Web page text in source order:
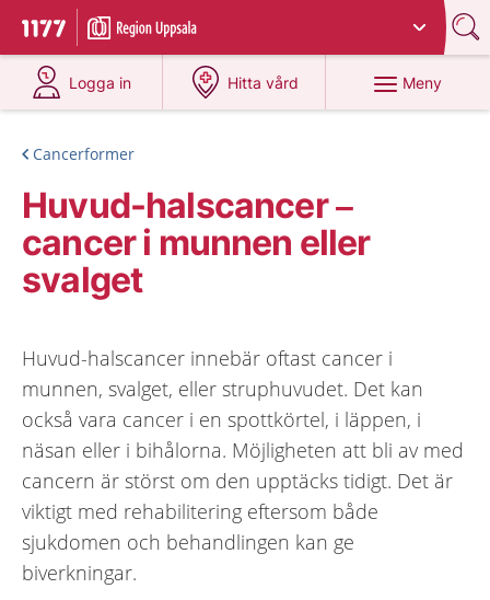
Till startsidan för 1177
Du har valt region
Logga in
på 1177.se
Hitta vård
på 1177.se
Meny
Cancerformer
Huvud-halscancer –
cancer i munnen eller
svalget
Huvud-halscancer innebär oftast cancer i
munnen, svalget, eller struphuvudet. Det kan
också vara cancer i en spottkörtel, i läppen, i
näsan eller i bihålorna. Möjligheten att bli av med
cancern är störst om den upptäcks tidigt. Det är
viktigt med rehabilitering eftersom både
sjukdomen och behandlingen kan ge
biverkningar.